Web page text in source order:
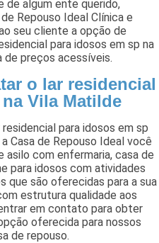
de algum ente querido,
Repouso Ideal Clínica e
seu cliente a opção de
para idosos em sp na
de preços acessíveis.
o lar residencial
Vila Matilde
para idosos em sp
Casa de Repouso Ideal você
asilo com enfermaria, casa de
para idosos com atividades
que são oferecidas para a sua
estrutura qualidade aos
em contato para obter
oferecida para nossos
de repouso.